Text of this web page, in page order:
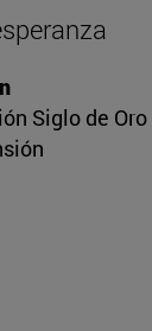
Siglo de Oro